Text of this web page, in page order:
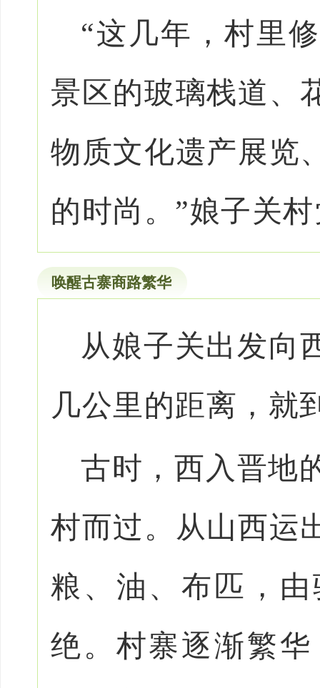
“这几年，村里
景区的玻璃栈道、
物质文化遗产展览
的时尚。”娘子关
唤醒古寨商路繁华
从娘子关出发向
几公里的距离，就
古时，西入晋地
村而过。从山西运
粮、油、布匹，
绝。村寨逐渐繁